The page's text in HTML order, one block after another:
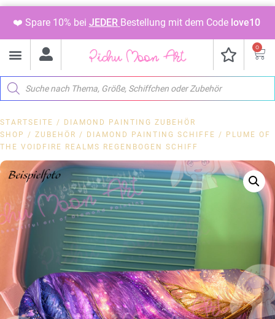
❤️ Spare 10% bei JEDER Bestellung mit dem Code love10
0
STARTSEITE /
DIAMOND PAINTING ZUBEHÖR
SHOP / ZUBEHÖR / DIAMOND PAINTING SCHIFFE / PLUME OF
THE VOIDFIRE REALMS REGENBOGEN SCHIFF